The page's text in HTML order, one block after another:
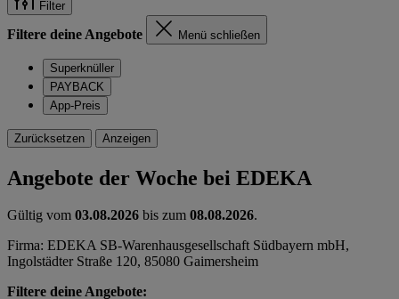
Filter
Filtere deine Angebote Menü schließen
Superknüller
PAYBACK
App-Preis
Zurücksetzen Anzeigen
Angebote der Woche bei EDEKA
Gültig vom 03.08.2026 bis zum 08.08.2026.
Firma: EDEKA SB-Warenhausgesellschaft Südbayern mbH,
Ingolstädter Straße 120, 85080 Gaimersheim
Filtere deine Angebote: